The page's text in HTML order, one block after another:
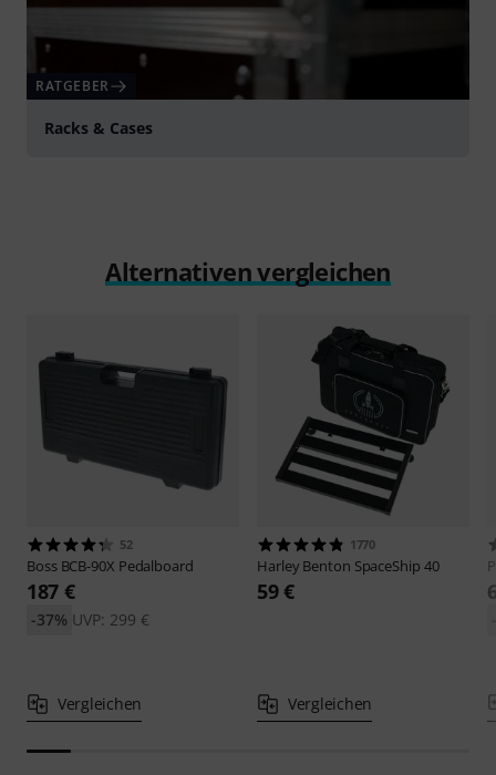
RATGEBER
Racks & Cases
Alternativen vergleichen
52
Boss BCB-90X Pedalboard
187 €
UVP: 299 €
-37%
Vergleichen
1770
Harley Benton SpaceShip 40
59 €
Vergleichen